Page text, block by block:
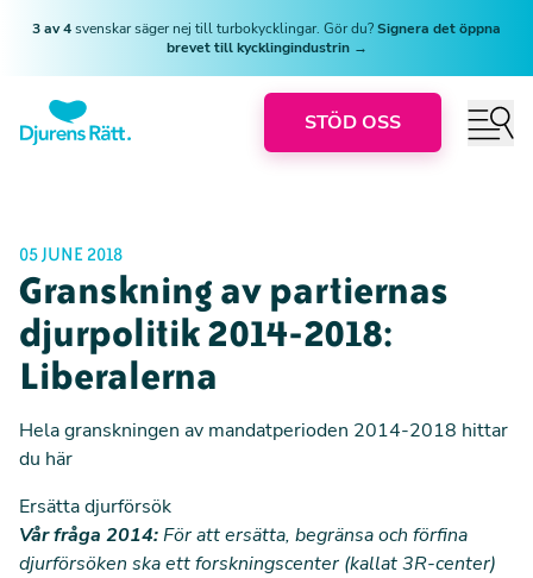
3 av 4svenskar säger nej till turbokycklingar. Gör du?Signera det öppna
brevet till kycklingindustrin →
STÖD OSS
05 JUNE 2018
Granskning av partiernas
djurpolitik 2014-2018:
Liberalerna
Hela granskningen av mandatperioden 2014-2018 hittar
du här
Ersätta djurförsök
Vår fråga 2014:För att ersätta, begränsa och förfina
djurförsöken ska ett forskningscenter (kallat 3R-center)